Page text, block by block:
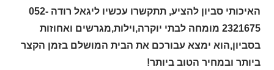
האיכותי סביון להציע, תתקשרו עכשיו ליגאל רודה 052-
2321675 מומחה לבתי יוקרה,וילות,מגרשים ואחוזות
בסביון,הוא ימצא עבורכם את הבית המושלם בזמן הקצר
ביותר ובמחיר הטוב ביותר!